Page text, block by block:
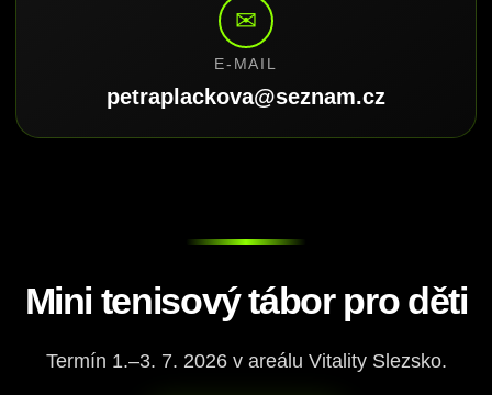
✉
E-MAIL
petraplackova@seznam.cz
Mini tenisový tábor pro děti
Termín 1.–3. 7. 2026 v areálu Vitality Slezsko.